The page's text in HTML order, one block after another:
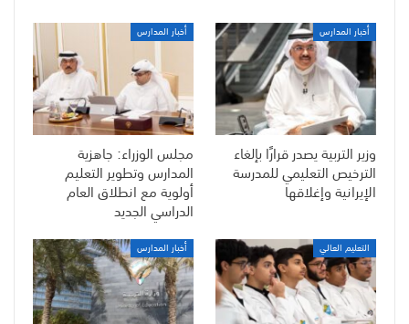
أخبار المدارس
وزير التربية يصدر قرارًا بإلغاء
الترخيص التعليمي للمدرسة
الإيرانية وإغلاقها
أخبار المدارس
مجلس الوزراء: جاهزية
المدارس وتطوير التعليم
أولوية مع انطلاق العام
الدراسي الجديد
التعليم العالي أخبار المدارس